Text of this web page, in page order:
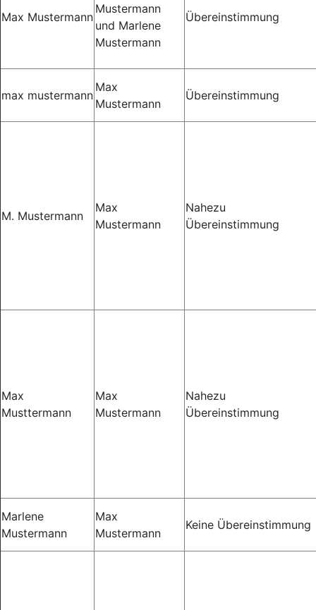
Max Mustermann
Mustermann
und Marlene
Mustermann
Übereinstimmung
max mustermann
Max
Mustermann
Übereinstimmung
M. Mustermann
Max
Mustermann
Nahezu
Übereinstimmung
Max
Musttermann
Max
Mustermann
Nahezu
Übereinstimmung
Marlene
Mustermann
Max
Mustermann
Keine Übereinstimmung